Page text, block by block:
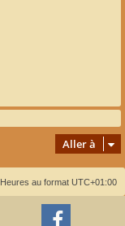
Aller à
Heures au format UTC+01:00